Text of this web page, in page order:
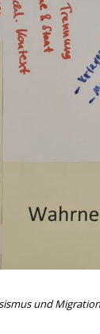
und